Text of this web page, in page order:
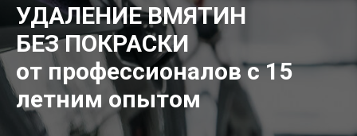
УДАЛЕНИЕ ВМЯТИН
БЕЗ ПОКРАСКИ
от профессионалов с 15
летним опытом